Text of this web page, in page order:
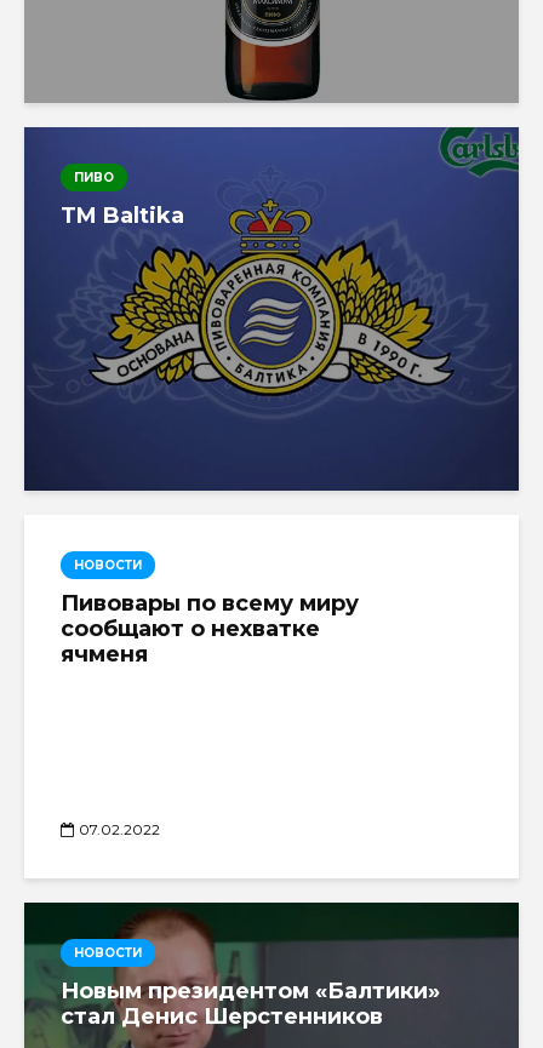
ПИВО
TM Baltika
НОВОСТИ
Пивовары по всему миру
сообщают о нехватке
ячменя
07.02.2022
НОВОСТИ
Новым президентом «Балтики»
стал Денис Шерстенников